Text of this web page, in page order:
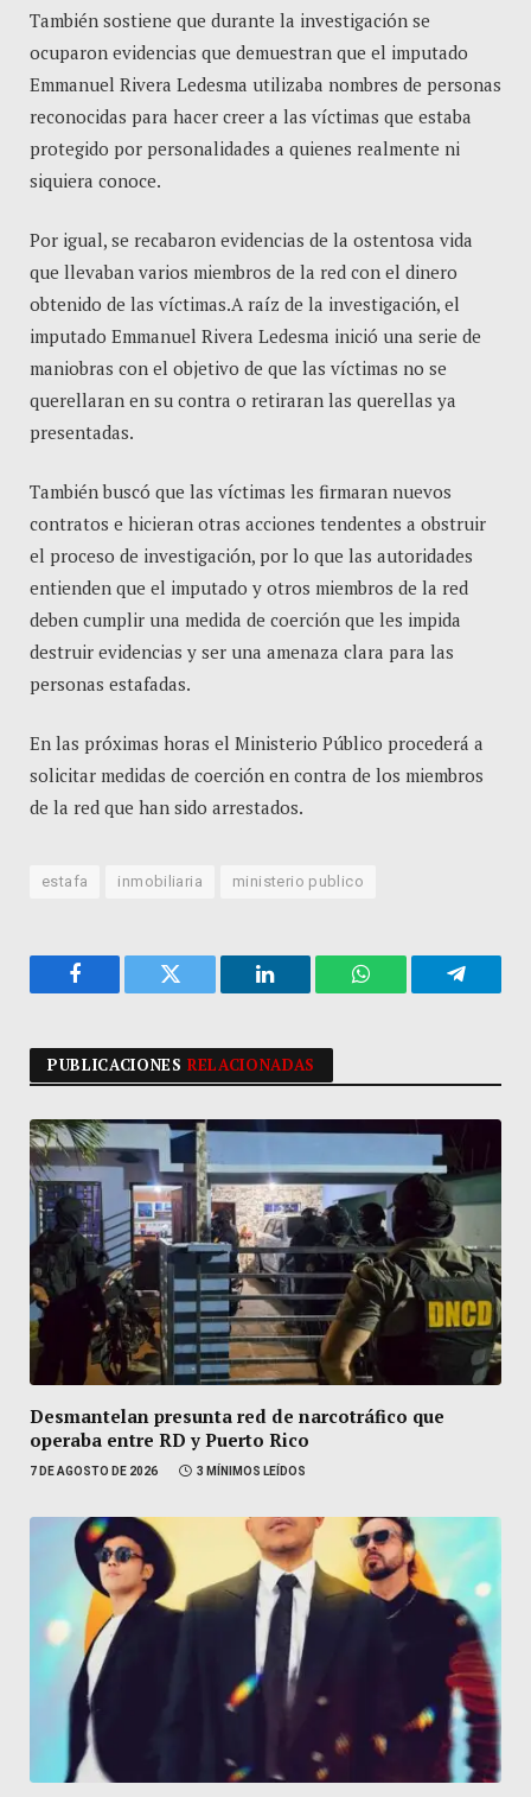
También sostiene que durante la investigación se
ocuparon evidencias que demuestran que el imputado
Emmanuel Rivera Ledesma utilizaba nombres de personas
reconocidas para hacer creer a las víctimas que estaba
protegido por personalidades a quienes realmente ni
siquiera conoce.
Por igual, se recabaron evidencias de la ostentosa vida
que llevaban varios miembros de la red con el dinero
obtenido de las víctimas.A raíz de la investigación, el
imputado Emmanuel Rivera Ledesma inició una serie de
maniobras con el objetivo de que las víctimas no se
querellaran en su contra o retiraran las querellas ya
presentadas.
También buscó que las víctimas les firmaran nuevos
contratos e hicieran otras acciones tendentes a obstruir
el proceso de investigación, por lo que las autoridades
entienden que el imputado y otros miembros de la red
deben cumplir una medida de coerción que les impida
destruir evidencias y ser una amenaza clara para las
personas estafadas.
En las próximas horas el Ministerio Público procederá a
solicitar medidas de coerción en contra de los miembros
de la red que han sido arrestados.
estafa inmobiliaria ministerio publico
Facebook Twitter LinkedIn WhatsApp
PUBLICACIONESRELACIONADAS
Desmantelan presunta red de narcotráfico que
operaba entre RD y Puerto Rico
7 DE AGOSTO DE 2026 3 MÍNIMOS LEÍDOS